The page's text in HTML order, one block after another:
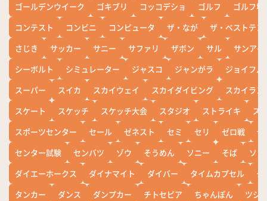
ゴールデンウイーク
ゴキブリ コッコデショ ゴルフ
ゴルフ場
コンテスト
コンビニ コンピュータ ザ・なが
ザ・ベストテン
さじき
サッカー サニー サファリ ザボン サル
サンアイ
シーボルト
シミュレーター ジャスコ ジャンがラ
ジョイフル
スーパー
スイカ スカイウェイ スカイダイビング
スカイラン
スケート
スケッチ スケッチ大会 スタジオ ストライキ
ス
スポーツセンター
セール ゼネスト セミ セリ ゼロ戦
ぜ
センター試験
センバツ ゾウ そうめん ソニー そば
ソ
ダイエーホークス
ダイナマイト ダイバー タイムカプセル
タ
タンカー
ダンス ダンプカー チトセピア ちゃんぽん
ツシ